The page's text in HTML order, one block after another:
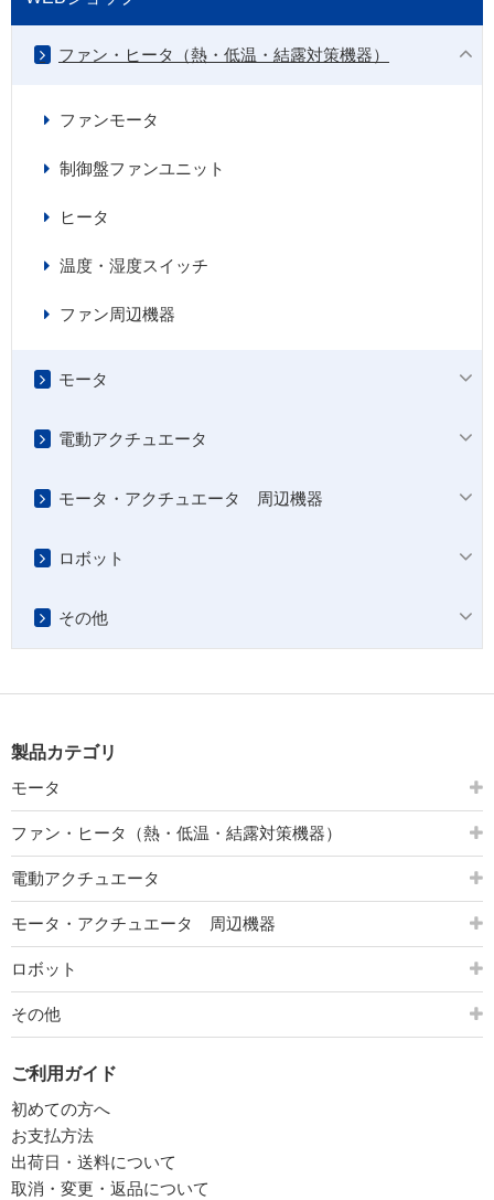
ファン・ヒータ（熱・低温・結露対策機器）
ファンモータ
制御盤ファンユニット
ヒータ
温度・湿度スイッチ
ファン周辺機器
モータ
電動アクチュエータ
モータ・アクチュエータ 周辺機器
ロボット
その他
製品カテゴリ
モータ
ファン・ヒータ（熱・低温・結露対策機器）
電動アクチュエータ
モータ・アクチュエータ 周辺機器
ロボット
その他
ご利用ガイド
初めての方へ
お支払方法
出荷日・送料について
取消・変更・返品について